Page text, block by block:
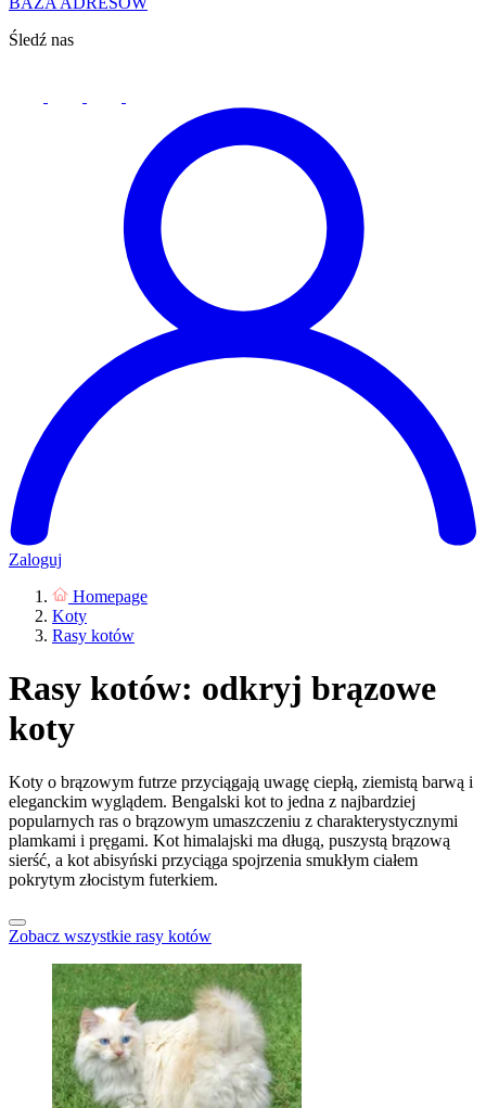
Śledź nas
Zaloguj
Homepage
Koty
Rasy kotów
Rasy kotów: odkryj brązowe
koty
Koty o brązowym futrze przyciągają uwagę ciepłą, ziemistą barwą i
eleganckim wyglądem. Bengalski kot to jedna z najbardziej
popularnych ras o brązowym umaszczeniu z charakterystycznymi
plamkami i pręgami. Kot himalajski ma długą, puszystą brązową
sierść, a kot abisyński przyciąga spojrzenia smukłym ciałem
pokrytym złocistym futerkiem.
Zobacz wszystkie rasy kotów